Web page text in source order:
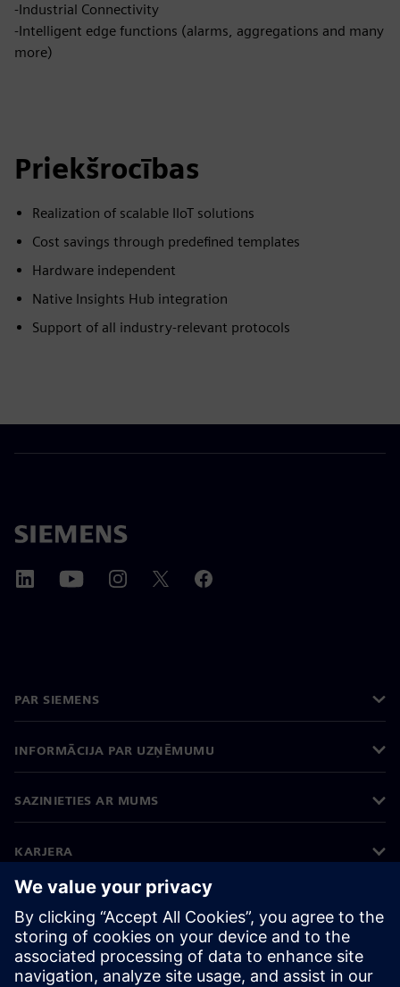
-Industrial Connectivity
-Intelligent edge functions (alarms, aggregations and many
more)
Priekšrocības
Realization of scalable IIoT solutions
Cost savings through predefined templates
Hardware independent
Native Insights Hub integration
Support of all industry-relevant protocols
PAR SIEMENS
INFORMĀCIJA PAR UZŅĒMUMU
SAZINIETIES AR MUMS
KARJERA
©Siemens 2026
Korporatīvā informācija